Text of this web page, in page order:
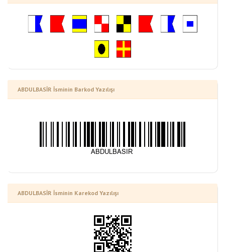
ABDULBASİR İsminin Barkod Yazılışı
ABDULBASİR İsminin Karekod Yazılışı